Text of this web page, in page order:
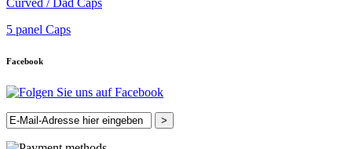
5 panel Caps
Facebook
>